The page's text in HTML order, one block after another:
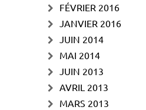
FÉVRIER 2016
JANVIER 2016
JUIN 2014
MAI 2014
JUIN 2013
AVRIL 2013
MARS 2013